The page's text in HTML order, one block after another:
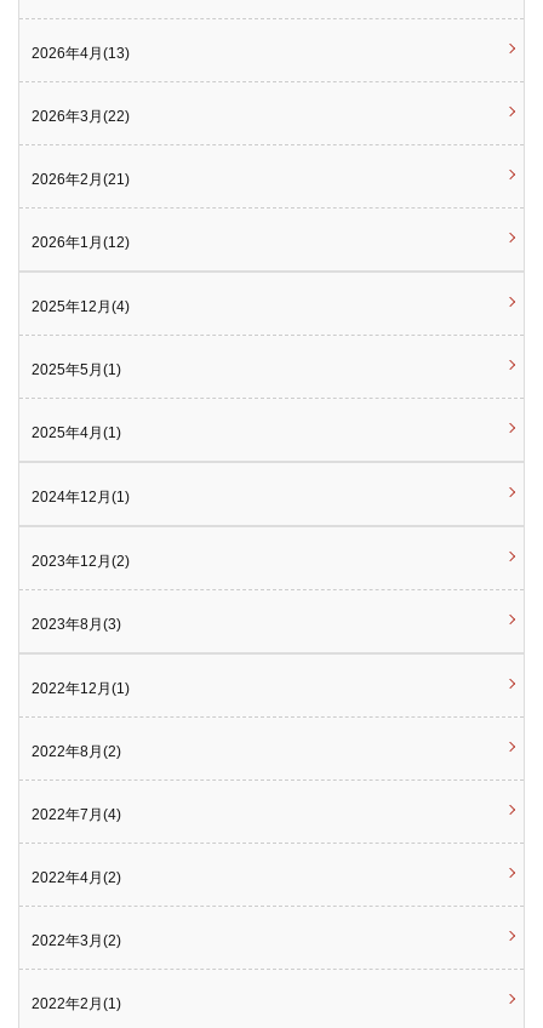
2026年4月(13)
2026年3月(22)
2026年2月(21)
2026年1月(12)
2025年12月(4)
2025年5月(1)
2025年4月(1)
2024年12月(1)
2023年12月(2)
2023年8月(3)
2022年12月(1)
2022年8月(2)
2022年7月(4)
2022年4月(2)
2022年3月(2)
2022年2月(1)